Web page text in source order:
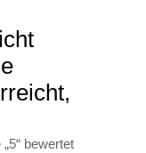
bewertet